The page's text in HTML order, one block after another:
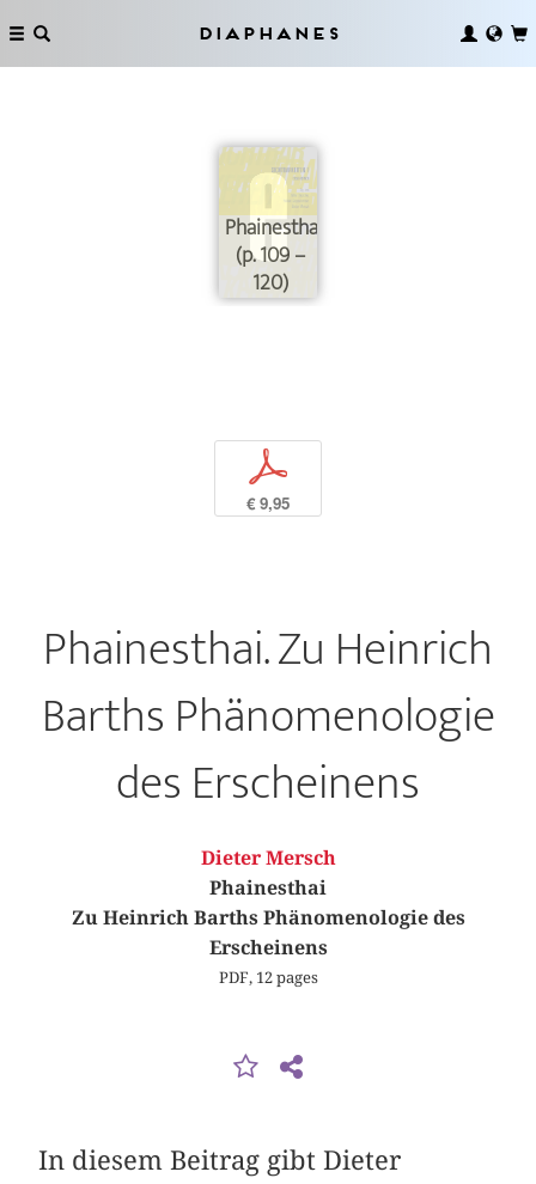
Diaphanes
Phainesthai
(p. 109 –
120)
p
€ 9,95
Phainesthai. Zu Heinrich
Barths Phänomenologie
des Erscheinens
Dieter Mersch
Phainesthai
Zu Heinrich Barths Phänomenologie des
Erscheinens
PDF, 12 pages
In diesem Beitrag gibt Dieter